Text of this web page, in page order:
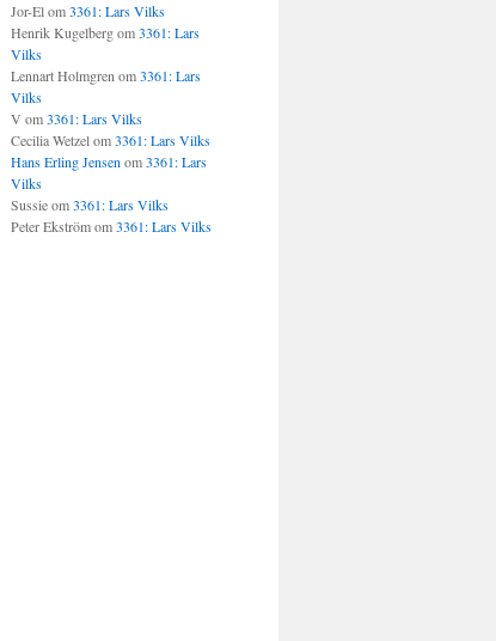
Jor-Elom3361: Lars Vilks
Henrik Kugelbergom3361: Lars
Vilks
Lennart Holmgren om3361: Lars
Vilks
V om3361: Lars Vilks
Cecilia Wetzelom3361: Lars Vilks
Hans Erling Jensen om3361: Lars
Vilks
Sussieom3361: Lars Vilks
Peter Ekströmom3361: Lars Vilks